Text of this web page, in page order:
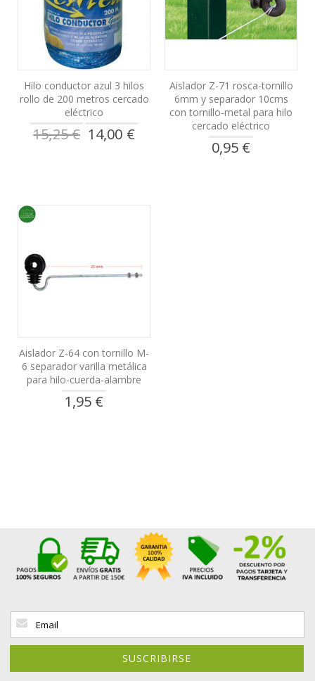
Hilo conductor azul 3 hilos
rollo de 200 metros cercado
eléctrico
15,25 €
Precio
especial
14,00 €
Aislador Z-71 rosca-tornillo
6mm y separador 10cms
con tornillo-metal para hilo
cercado eléctrico
0,95 €
Aislador Z-64 con tornillo M-
6 separador varilla metálica
para hilo-cuerda-alambre
1,95 €
Inscríbase
nuestro
SUSCRIBIRSE